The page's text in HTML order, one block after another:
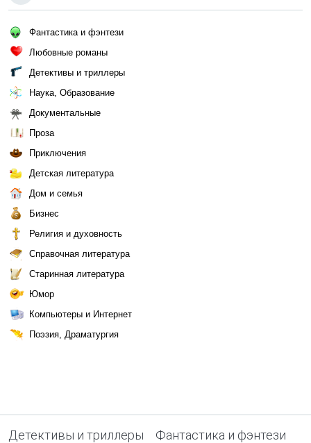
Фантастика и фэнтези
Любовные романы
Детективы и триллеры
Наука, Образование
Документальные
Проза
Приключения
Детская литература
Дом и семья
Бизнес
Религия и духовность
Справочная литература
Старинная литература
Юмор
Компьютеры и Интернет
Поэзия, Драматургия
Детективы и триллеры Фантастика и фэнтези